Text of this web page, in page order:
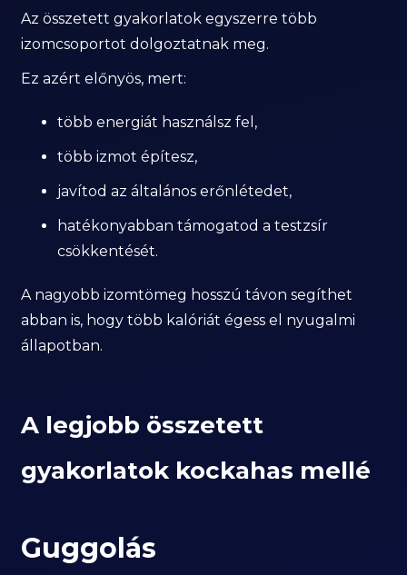
Az összetett gyakorlatok egyszerre több
izomcsoportot dolgoztatnak meg.
Ez azért előnyös, mert:
több energiát használsz fel,
több izmot építesz,
javítod az általános erőnlétedet,
hatékonyabban támogatod a testzsír
csökkentését.
A nagyobb izomtömeg hosszú távon segíthet
abban is, hogy több kalóriát égess el nyugalmi
állapotban.
A legjobb összetett
gyakorlatok kockahas mellé
Guggolás